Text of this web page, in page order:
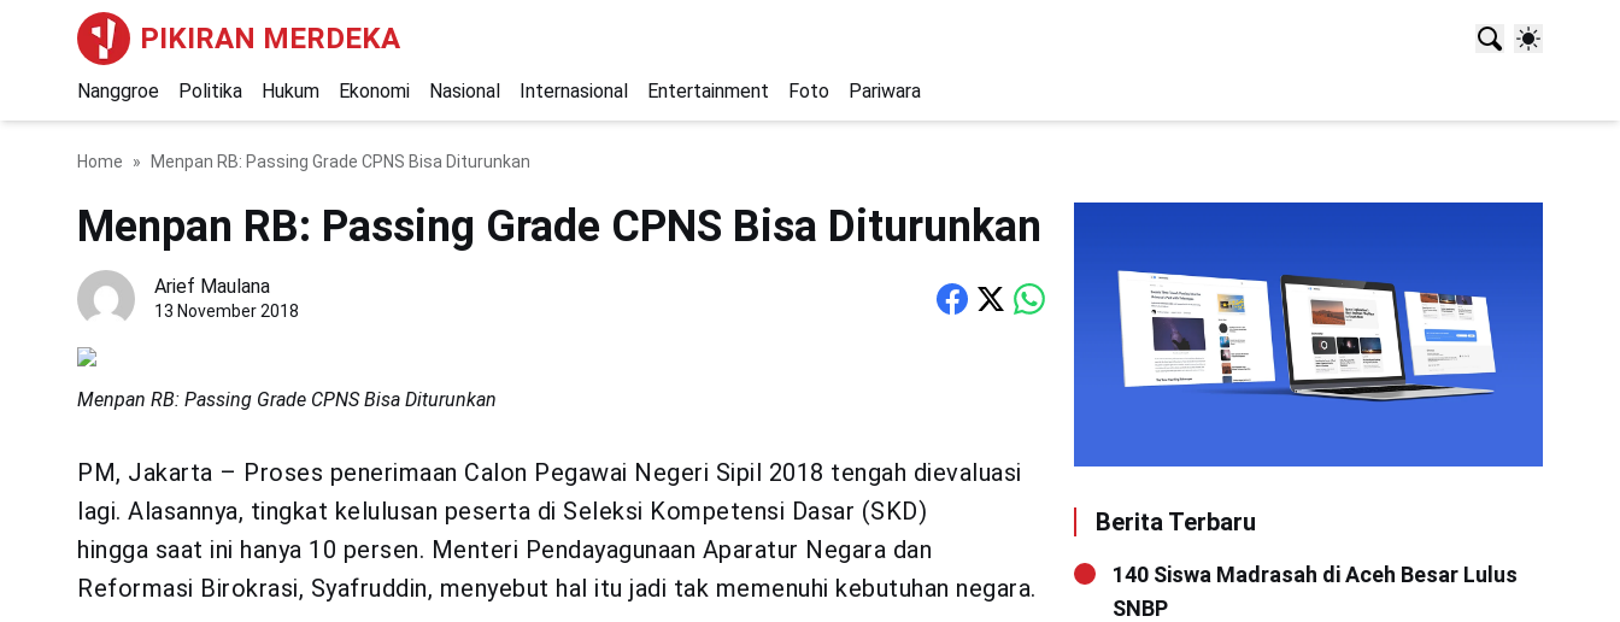
PIKIRAN MERDEKA
Nanggroe Politika Hukum Ekonomi Nasional Internasional Entertainment Foto Pariwara
Home Menpan RB: Passing Grade CPNS Bisa Diturunkan
Menpan RB: Passing Grade CPNS Bisa Diturunkan
Arief Maulana
13 November 2018
Menpan RB: Passing Grade CPNS Bisa Diturunkan
PM, Jakarta – Proses penerimaan Calon Pegawai Negeri Sipil 2018 tengah dievaluasi
lagi. Alasannya, tingkat kelulusan peserta di Seleksi Kompetensi Dasar (SKD)
hingga saat ini hanya 10 persen. Menteri Pendayagunaan Aparatur Negara dan
Reformasi Birokrasi, Syafruddin, menyebut hal itu jadi tak memenuhi kebutuhan negara.
Berita Terbaru
140 Siswa Madrasah di Aceh Besar Lulus
SNBP